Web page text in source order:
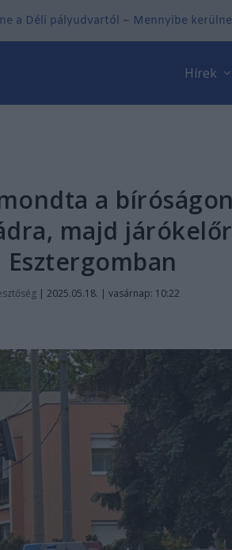
a Déli pályudvartól – Mennyibe
Hírek
a
majd
Esztergomban
| 2025.05.18. | vasárnap: 10:22